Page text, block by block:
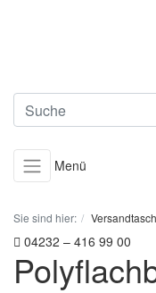
Menü
Sie sind hier:
04232 – 416 99 00